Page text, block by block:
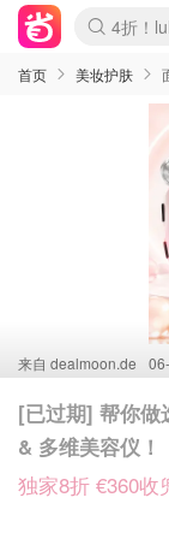
4折！
还没结
Joybuy
速领！
疑似霸
Coach
首页 美妆护肤
来自 dealmoon.de
[已过期] 帮你
& 多维美容仪！
独家8折 €360收